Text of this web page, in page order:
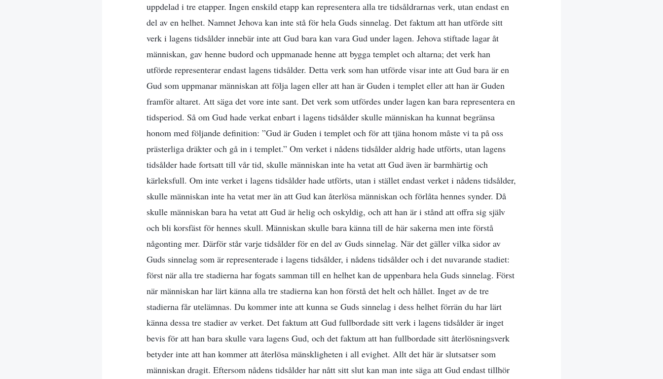
uppdelad i tre etapper. Ingen enskild etapp kan representera alla tre tidsåldrarnas verk, utan endast en
del av en helhet. Namnet Jehova kan inte stå för hela Guds sinnelag. Det faktum att han utförde sitt
verk i lagens tidsålder innebär inte att Gud bara kan vara Gud under lagen. Jehova stiftade lagar åt
människan, gav henne budord och uppmanade henne att bygga templet och altarna; det verk han
utförde representerar endast lagens tidsålder. Detta verk som han utförde visar inte att Gud bara är en
Gud som uppmanar människan att följa lagen eller att han är Guden i templet eller att han är Guden
framför altaret. Att säga det vore inte sant. Det verk som utfördes under lagen kan bara representera en
tidsperiod. Så om Gud hade verkat enbart i lagens tidsålder skulle människan ha kunnat begränsa
honom med följande definition: ”Gud är Guden i templet och för att tjäna honom måste vi ta på oss
prästerliga dräkter och gå in i templet.” Om verket i nådens tidsålder aldrig hade utförts, utan lagens
tidsålder hade fortsatt till vår tid, skulle människan inte ha vetat att Gud även är barmhärtig och
kärleksfull. Om inte verket i lagens tidsålder hade utförts, utan i stället endast verket i nådens tidsålder,
skulle människan inte ha vetat mer än att Gud kan återlösa människan och förlåta hennes synder. Då
skulle människan bara ha vetat att Gud är helig och oskyldig, och att han är i stånd att offra sig själv
och bli korsfäst för hennes skull. Människan skulle bara känna till de här sakerna men inte förstå
någonting mer. Därför står varje tidsålder för en del av Guds sinnelag. När det gäller vilka sidor av
Guds sinnelag som är representerade i lagens tidsålder, i nådens tidsålder och i det nuvarande stadiet:
först när alla tre stadierna har fogats samman till en helhet kan de uppenbara hela Guds sinnelag. Först
när människan har lärt känna alla tre stadierna kan hon förstå det helt och hållet. Inget av de tre
stadierna får utelämnas. Du kommer inte att kunna se Guds sinnelag i dess helhet förrän du har lärt
känna dessa tre stadier av verket. Det faktum att Gud fullbordade sitt verk i lagens tidsålder är inget
bevis för att han bara skulle vara lagens Gud, och det faktum att han fullbordade sitt återlösningsverk
betyder inte att han kommer att återlösa mänskligheten i all evighet. Allt det här är slutsatser som
människan dragit. Eftersom nådens tidsålder har nått sitt slut kan man inte säga att Gud endast tillhör